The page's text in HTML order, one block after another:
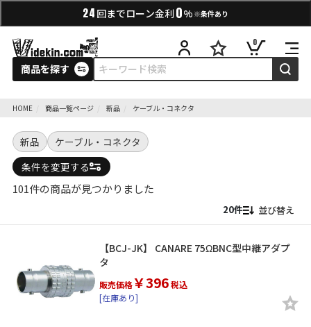
24 回までローン金利 0% ※条件あり
商品を探す
0
HOME 商品一覧ページ 新品 ケーブル・コネクタ
新品
ケーブル・コネクタ
条件を変更する
101件の商品が見つかりました
並び替え
【BCJ-JK】 CANARE 75ΩBNC型中継アダプ
タ
販売価格￥396税込
[在庫あり]